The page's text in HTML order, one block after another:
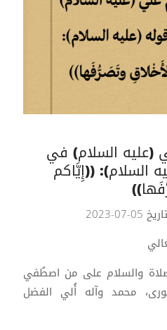
(عليه السلام) في
السلام): ((إِيَّاكم
2023
والسلام على من اصطُفي
محمد وآله أُلي الفضل